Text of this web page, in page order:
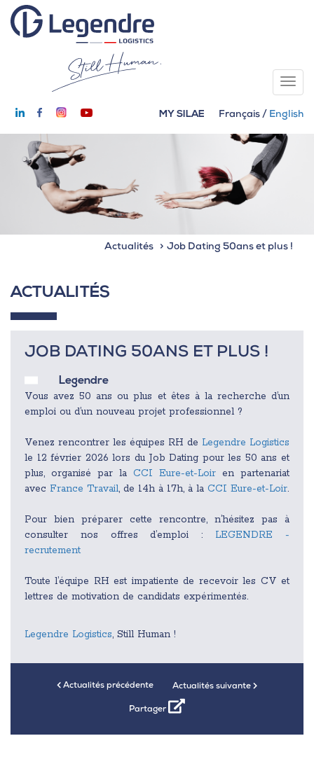
MY SILAE Français / English
Actualités Job Dating 50ans et plus !
ACTUALITÉS
JOB DATING 50ANS ET PLUS !
Legendre
Vous avez 50 ans ou plus et êtes à la recherche d’un
emploi ou d’un nouveau projet professionnel ?
Venez rencontrer les équipes RH de Legendre Logistics
le 12 février 2026 lors du Job Dating pour les 50 ans et
plus, organisé par la CCI Eure-et-Loir en partenariat
avec France Travail, de 14h à 17h, à la CCI Eure-et-Loir.
Pour bien préparer cette rencontre, n’hésitez pas à
consulter nos offres d’emploi : LEGENDRE -
recrutement
Toute l’équipe RH est impatiente de recevoir les CV et
lettres de motivation de candidats expérimentés.
Legendre Logistics, Still Human !
Actualités précédente Actualités suivante
Partager